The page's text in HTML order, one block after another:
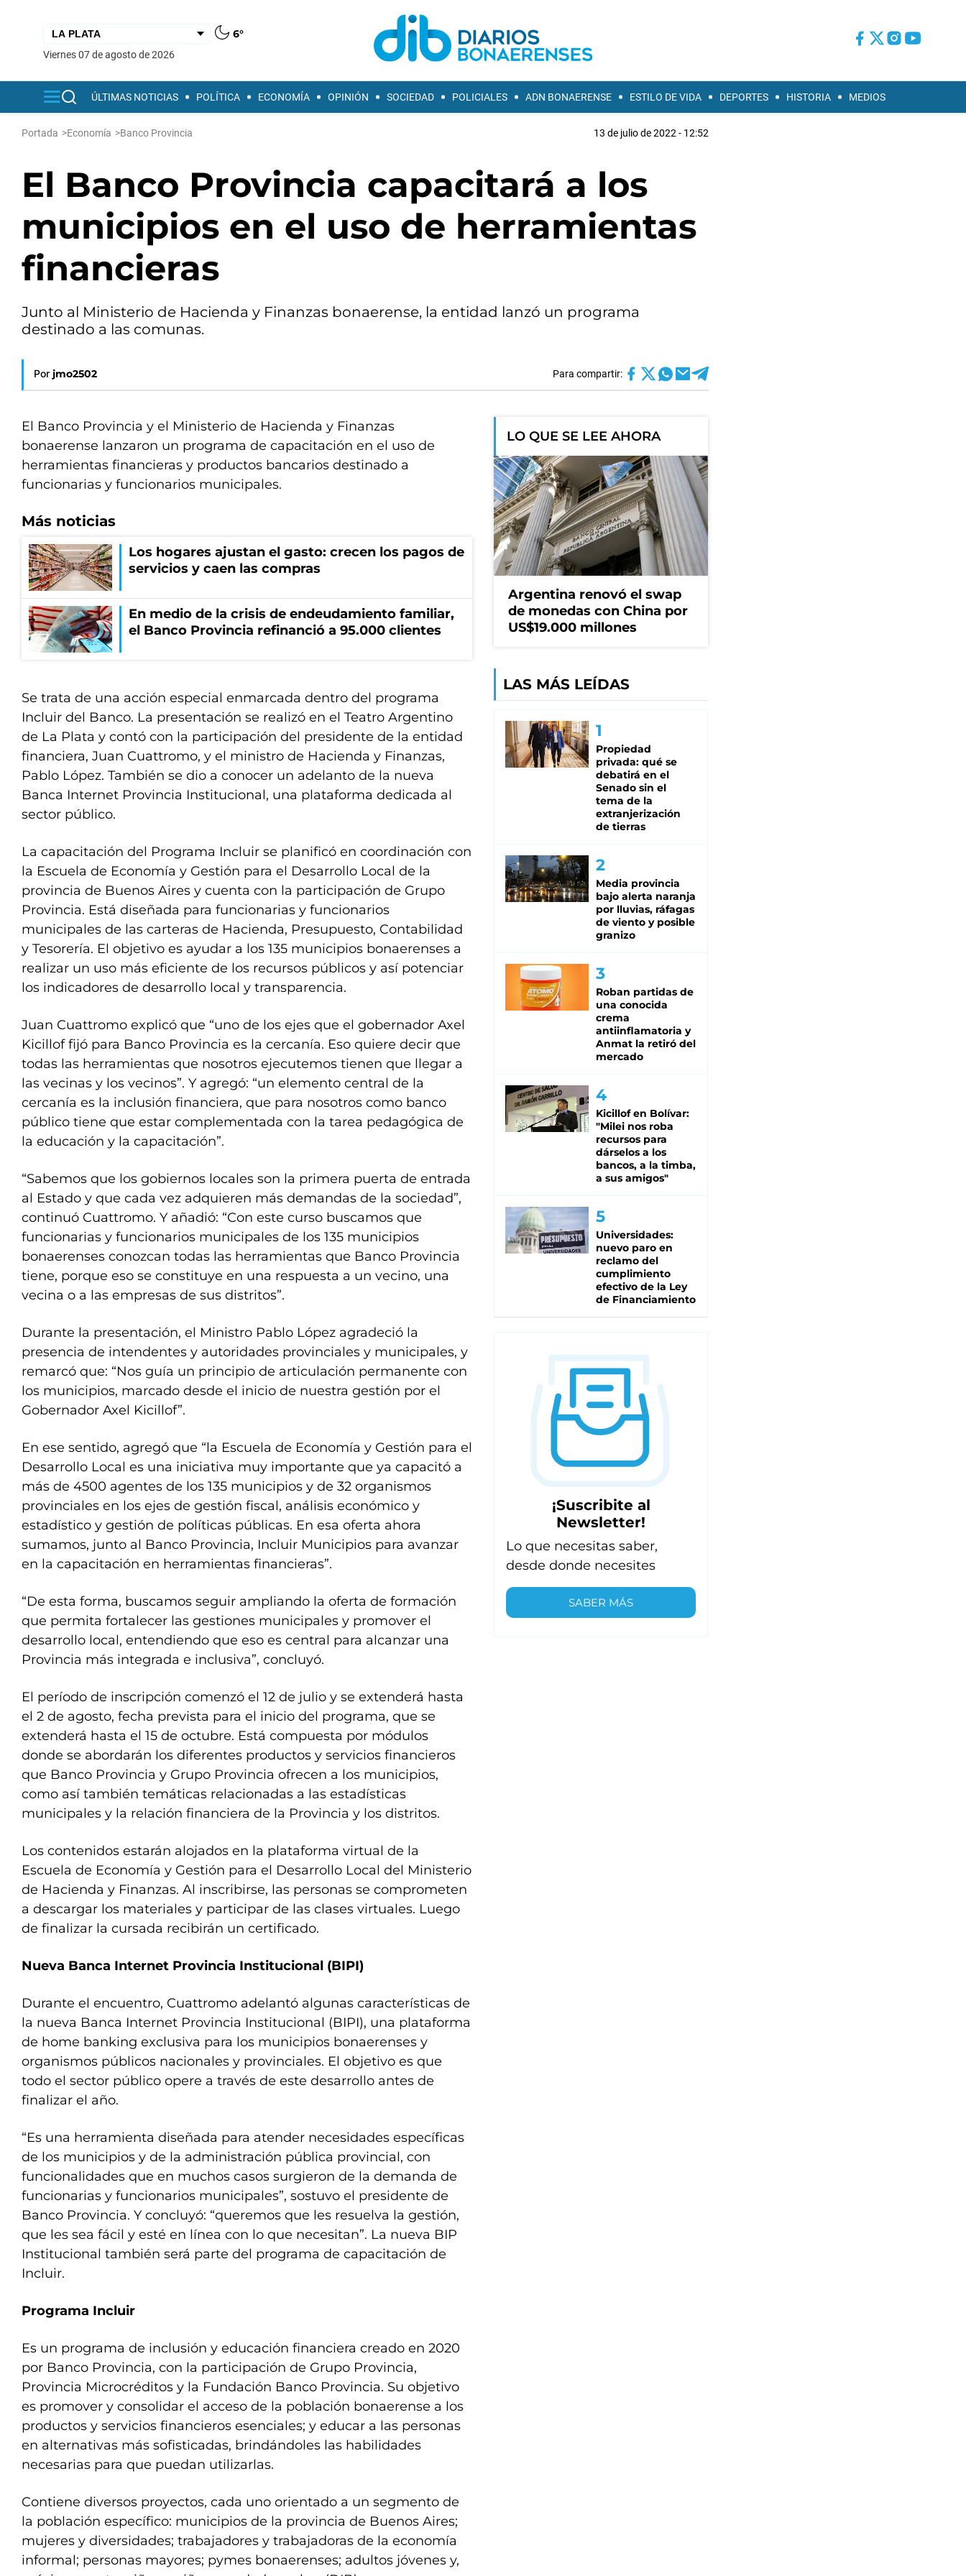
6°
viernes 07 de agosto de 2026
ÚLTIMAS NOTICIAS POLÍTICA ECONOMÍA OPINIÓN SOCIEDAD POLICIALES ADN BONAERENSE ESTILO DE VIDA DEPORTES HISTORIA MEDIOS
Portada >Economía >Banco Provincia 13 de julio de 2022 - 12:52
El Banco Provincia capacitará a los
municipios en el uso de herramientas
financieras
Junto al Ministerio de Hacienda y Finanzas bonaerense, la entidad lanzó un programa
destinado a las comunas.
Por jmo2502 Para compartir:
El Banco Provincia y el Ministerio de Hacienda y Finanzas
bonaerense lanzaron un programa de capacitación en el uso de
herramientas financieras y productos bancarios destinado a
funcionarias y funcionarios municipales.
Más noticias
Los hogares ajustan el gasto: crecen los pagos de
servicios y caen las compras
En medio de la crisis de endeudamiento familiar,
el Banco Provincia refinanció a 95.000 clientes
Se trata de una acción especial enmarcada dentro del programa
Incluir del Banco. La presentación se realizó en el Teatro Argentino
de La Plata y contó con la participación del presidente de la entidad
financiera, Juan Cuattromo, y el ministro de Hacienda y Finanzas,
Pablo López. También se dio a conocer un adelanto de la nueva
Banca Internet Provincia Institucional, una plataforma dedicada al
sector público.
La capacitación del Programa Incluir se planificó en coordinación con
la Escuela de Economía y Gestión para el Desarrollo Local de la
provincia de Buenos Aires y cuenta con la participación de Grupo
Provincia. Está diseñada para funcionarias y funcionarios
municipales de las carteras de Hacienda, Presupuesto, Contabilidad
y Tesorería. El objetivo es ayudar a los 135 municipios bonaerenses a
realizar un uso más eficiente de los recursos públicos y así potenciar
los indicadores de desarrollo local y transparencia.
Juan Cuattromo explicó que “uno de los ejes que el gobernador Axel
Kicillof fijó para Banco Provincia es la cercanía. Eso quiere decir que
todas las herramientas que nosotros ejecutemos tienen que llegar a
las vecinas y los vecinos”. Y agregó: “un elemento central de la
cercanía es la inclusión financiera, que para nosotros como banco
público tiene que estar complementada con la tarea pedagógica de
la educación y la capacitación”.
“Sabemos que los gobiernos locales son la primera puerta de entrada
al Estado y que cada vez adquieren más demandas de la sociedad”,
continuó Cuattromo. Y añadió: “Con este curso buscamos que
funcionarias y funcionarios municipales de los 135 municipios
bonaerenses conozcan todas las herramientas que Banco Provincia
tiene, porque eso se constituye en una respuesta a un vecino, una
vecina o a las empresas de sus distritos”.
Durante la presentación, el Ministro Pablo López agradeció la
presencia de intendentes y autoridades provinciales y municipales, y
remarcó que: “Nos guía un principio de articulación permanente con
los municipios, marcado desde el inicio de nuestra gestión por el
Gobernador Axel Kicillof”.
En ese sentido, agregó que “la Escuela de Economía y Gestión para el
Desarrollo Local es una iniciativa muy importante que ya capacitó a
más de 4500 agentes de los 135 municipios y de 32 organismos
provinciales en los ejes de gestión fiscal, análisis económico y
estadístico y gestión de políticas públicas. En esa oferta ahora
sumamos, junto al Banco Provincia, Incluir Municipios para avanzar
en la capacitación en herramientas financieras”.
“De esta forma, buscamos seguir ampliando la oferta de formación
que permita fortalecer las gestiones municipales y promover el
desarrollo local, entendiendo que eso es central para alcanzar una
Provincia más integrada e inclusiva”, concluyó.
El período de inscripción comenzó el 12 de julio y se extenderá hasta
el 2 de agosto, fecha prevista para el inicio del programa, que se
extenderá hasta el 15 de octubre. Está compuesta por módulos
donde se abordarán los diferentes productos y servicios financieros
que Banco Provincia y Grupo Provincia ofrecen a los municipios,
como así también temáticas relacionadas a las estadísticas
municipales y la relación financiera de la Provincia y los distritos.
Los contenidos estarán alojados en la plataforma virtual de la
Escuela de Economía y Gestión para el Desarrollo Local del Ministerio
de Hacienda y Finanzas. Al inscribirse, las personas se comprometen
a descargar los materiales y participar de las clases virtuales. Luego
de finalizar la cursada recibirán un certificado.
Nueva Banca Internet Provincia Institucional (BIPI)
Durante el encuentro, Cuattromo adelantó algunas características de
la nueva Banca Internet Provincia Institucional (BIPI), una plataforma
de home banking exclusiva para los municipios bonaerenses y
organismos públicos nacionales y provinciales. El objetivo es que
todo el sector público opere a través de este desarrollo antes de
finalizar el año.
“Es una herramienta diseñada para atender necesidades específicas
de los municipios y de la administración pública provincial, con
funcionalidades que en muchos casos surgieron de la demanda de
funcionarias y funcionarios municipales”, sostuvo el presidente de
Banco Provincia. Y concluyó: “queremos que les resuelva la gestión,
que les sea fácil y esté en línea con lo que necesitan”. La nueva BIP
Institucional también será parte del programa de capacitación de
Incluir.
Programa Incluir
Es un programa de inclusión y educación financiera creado en 2020
por Banco Provincia, con la participación de Grupo Provincia,
Provincia Microcréditos y la Fundación Banco Provincia. Su objetivo
es promover y consolidar el acceso de la población bonaerense a los
productos y servicios financieros esenciales; y educar a las personas
en alternativas más sofisticadas, brindándoles las habilidades
necesarias para que puedan utilizarlas.
Contiene diversos proyectos, cada uno orientado a un segmento de
la población específico: municipios de la provincia de Buenos Aires;
mujeres y diversidades; trabajadores y trabajadoras de la economía
informal; personas mayores; pymes bonaerenses; adultos jóvenes y,
LO QUE SE LEE AHORA
Argentina renovó el swap
de monedas con China por
US$19.000 millones
LAS MÁS LEÍDAS
Propiedad
privada: qué se
debatirá en el
Senado sin el
tema de la
extranjerización
de tierras
Media provincia
bajo alerta naranja
por lluvias, ráfagas
de viento y posible
granizo
Roban partidas de
una conocida
crema
antiinflamatoria y
Anmat la retiró del
mercado
Kicillof en Bolívar:
"Milei nos roba
recursos para
dárselos a los
bancos, a la timba,
a sus amigos"
Universidades:
nuevo paro en
reclamo del
cumplimiento
efectivo de la Ley
de Financiamiento
¡Suscribite al
Newsletter!
Lo que necesitas saber,
desde donde necesites
SABER MÁS